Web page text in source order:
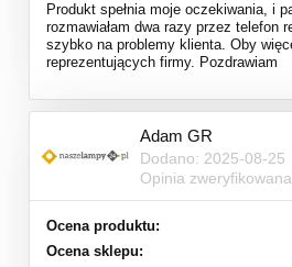
Produkt spełnia moje oczekiwania, i
rozmawiałam dwa razy przez telefon
szybko na problemy klienta. Oby
reprezentujących firmy. Pozdrawiam
Adam GR
Dodano: 2025-08-25
Opinia zweryfikowana
Ocena produktu:
Ocena sklepu: